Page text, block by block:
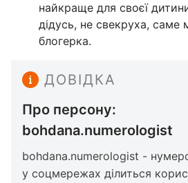
найкраще для своєї
дідусь, не свекруха, саме
блогерка.
ДОВІДКА
Про персону:
bohdana.numerologist
bohdana.numerologist -
у соцмережах ділиться